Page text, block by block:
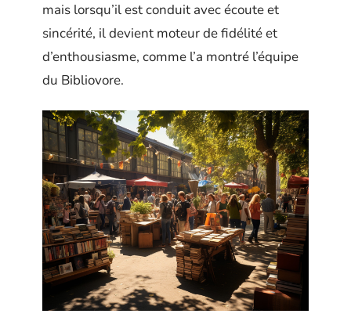
mais lorsqu’il est conduit avec écoute et
sincérité, il devient moteur de fidélité et
d’enthousiasme, comme l’a montré l’équipe
du Bibliovore.